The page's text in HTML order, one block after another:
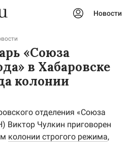
Новости
«Союза
в Хабаровске
колонии
отделения «Союза
Виктор Чулкин приговорен
колонии строгого режима,